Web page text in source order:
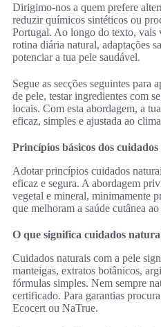
Dirigimo-nos a quem prefere
reduzir químicos sintéticos ou
Portugal. Ao longo do texto, vais
rotina diária natural, adaptações
potenciar a tua pele saudável.
Segue as secções seguintes para
de pele, testar ingredientes com
locais. Com esta abordagem, a
eficaz, simples e ajustada ao
Princípios básicos dos
Adotar princípios cuidados
eficaz e segura. A abordagem
vegetal e mineral, minimamente
que melhoram a saúde cutânea
O que significa cuidados
Cuidados naturais com a pele
manteigas, extratos botânicos,
fórmulas simples. Nem sempre
certificado. Para garantias
Ecocert ou NaTrue.